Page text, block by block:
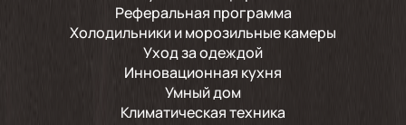
Реферальная программа
Холодильники и морозильные камеры
Уход за одеждой
Инновационная кухня
Умный дом
Климатическая техника